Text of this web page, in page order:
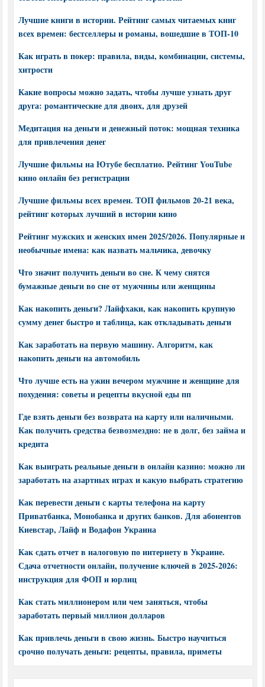
Лучшие книги в истории. Рейтинг самых читаемых книг
всех времен: бестселлеры и романы, вошедшие в ТОП-10
Как играть в покер: правила, виды, комбинации, системы,
хитрости
Какие вопросы можно задать, чтобы лучше узнать друг
друга: романтические для двоих, для друзей
Медитация на деньги и денежный поток: мощная техника
для привлечения денег
Лучшие фильмы на Ютубе бесплатно. Рейтинг YouTube
кино онлайн без регистрации
Лучшие фильмы всех времен. ТОП фильмов 20-21 века,
рейтинг которых лучший в истории кино
Рейтинг мужских и женских имен 2025/2026. Популярные и
необычные имена: как назвать мальчика, девочку
Что значит получить деньги во сне. К чему снятся
бумажные деньги во сне от мужчины или женщины
Как накопить деньги? Лайфхаки, как накопить крупную
сумму денег быстро и таблица, как откладывать деньги
Как заработать на первую машину. Алгоритм, как
накопить деньги на автомобиль
Что лучше есть на ужин вечером мужчине и женщине для
похудения: советы и рецепты вкусной еды пп
Где взять деньги без возврата на карту или наличными.
Как получить средства безвозмездно: не в долг, без займа и
кредита
Как выиграть реальные деньги в онлайн казино: можно ли
заработать на азартных играх и какую выбрать стратегию
Как перевести деньги с карты телефона на карту
Приватбанка, Монобанка и других банков. Для абонентов
Киевстар, Лайф и Водафон Украина
Как сдать отчет в налоговую по интернету в Украине.
Сдача отчетности онлайн, получение ключей в 2025-2026:
инструкция для ФОП и юрлиц
Как стать миллионером или чем заняться, чтобы
заработать первый миллион долларов
Как привлечь деньги в свою жизнь. Быстро научиться
срочно получать деньги: рецепты, правила, приметы